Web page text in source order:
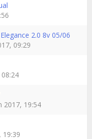
2.0 8v 05/06
09:29
2017, 19:54
19:39